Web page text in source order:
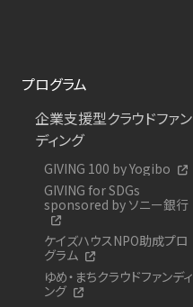
プログラム
企業支援型クラウドファン
ディング
GIVING 100 by Yogibo
GIVING for SDGs
sponsored by ソニー銀行
ケイズハウスNPO助成プロ
グラム
ゆめ・まちクラウドファンディ
ング